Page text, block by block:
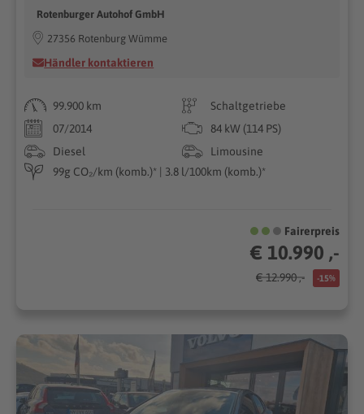
Rotenburger Autohof GmbH
27356 Rotenburg Wümme
Händler kontaktieren
99.900 km
Schaltgetriebe
07/2014
84 kW (114 PS)
Diesel
Limousine
99g CO₂/km (komb.)* | 3.8 l/100km (komb.)*
Fairerpreis
€ 10.990 ,-
€ 12.990 ,- -15%